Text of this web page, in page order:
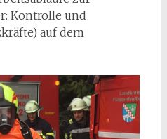
Kontrolle und
auf dem